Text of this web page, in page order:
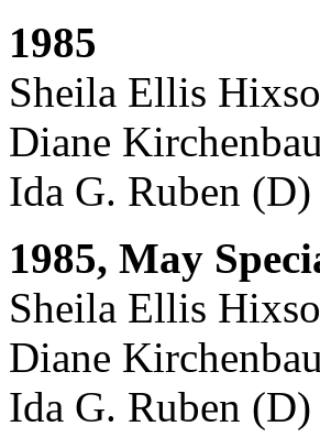
1985
Sheila Ellis
Diane
Ida G. Ruben (D)
1985, May
Sheila Ellis
Diane
Ida G. Ruben (D)